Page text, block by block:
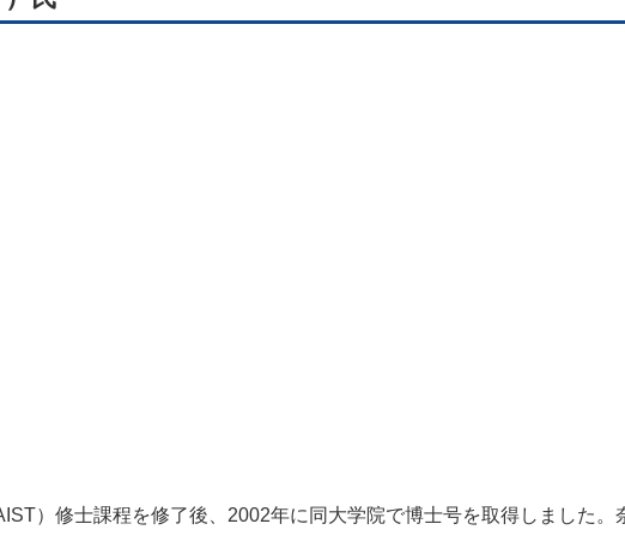
）修士課程を修了後、2002年に同大学院で博士号を取得しました。